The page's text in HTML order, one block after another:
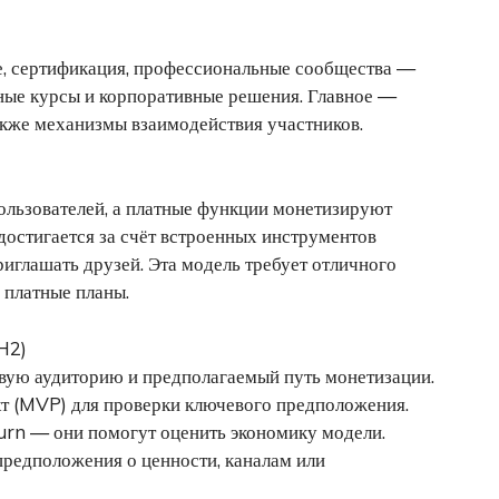
сертификация, профессиональные сообщества —
курсы и корпоративные решения. Главное —
механизмы взаимодействия участников.
а платные функции монетизируют
за счёт встроенных инструментов
друзей. Эта модель требует отличного
планы.
аудиторию и предполагаемый путь монетизации.
для проверки ключевого предположения.
— они помогут оценить экономику модели.
о ценности, каналам или